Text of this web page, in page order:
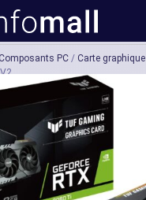
Description
Composants PC / Carte graphique